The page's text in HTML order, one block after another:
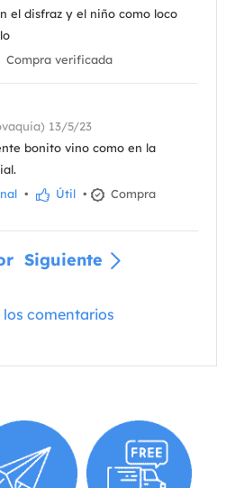
el disfraz y el niño como loco
Compra verificada
13/5/23
bonito vino como en la
• Útil •
Compra
Siguiente
los comentarios